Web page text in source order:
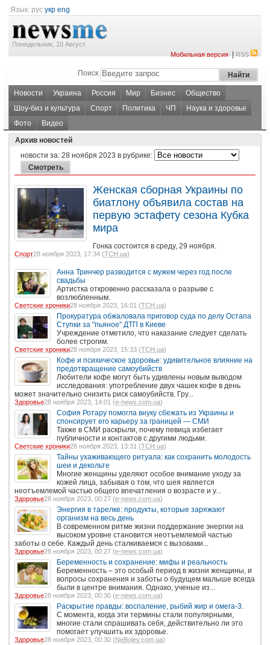
Язык: рус укр eng
Понедельник, 10 Август
Мобильная версия|RSS
Поиск
Новости Украина Россия Мир Бизнес
Общество
Шоу-биз и культура
Спорт Политика ЧП
Наука и здоровье
Фото
Видео
Архив новостей
новости за: 28 ноября 2023 в рубрике:
Женская сборная Украины по
биатлону объявила состав на
первую эстафету сезона Кубка
мира
Гонка состоится в среду, 29 ноября.
Спорт28 ноября 2023, 17:34 (ТСН.ua)
Анна Тринчер разводится с мужем через год после
свадьбы
Артистка откровенно рассказала о разрыве с
возлюбленным.
Светские хроники28 ноября 2023, 16:01 (ТСН.ua)
Прокуратура обжаловала приговор суда по делу Остапа
Ступки за "пьяное" ДТП в Киеве
Учреждение отметило, что наказание следует сделать
более строгим.
Светские хроники28 ноября 2023, 15:33 (ТСН.ua)
Кофе и психическое здоровье: удивительное влияние на
предотвращение самоубийств
Любители кофе могут быть удивлены новым выводом
исследования: употребление двух чашек кофе в день
может значительно снизить риск самоубийств. Гру...
Здоровье28 ноября 2023, 14:01 (e-news.com.ua)
София Ротару помогла внуку сбежать из Украины и
спонсирует его карьеру за границей — СМИ
Также в СМИ раскрыли, почему певица избегает
публичности и контактов с другими людьми.
Светские хроники28 ноября 2023, 13:31 (ТСН.ua)
Тайны ухаживающего ритуала: как сохранить молодость
шеи и декольте
Многие женщины уделяют особое внимание уходу за
кожей лица, забывая о том, что шея является
неотъемлемой частью общего впечатления о возрасте и у...
Здоровье28 ноября 2023, 00:27 (e-news.com.ua)
Энергия в тарелке: продукты, которые заряжают
организм на весь день
В современном ритме жизни поддержание энергии на
высоком уровне становится неотъемлемой частью
заботы о себе. Каждый день сталкиваемся с вызовами...
Здоровье28 ноября 2023, 00:27 (e-news.com.ua)
Беременность и сохранение: мифы и реальность
Беременность – это особый период в жизни женщины, и
вопросы сохранения и заботы о будущем малыше всегда
были в центре внимания. Однако, ученые из...
Здоровье28 ноября 2023, 00:30 (e-news.com.ua)
Раскрытие правды: воспаление, рыбий жир и омега-3.
С момента, когда эти термины стали популярными,
многие стали спрашивать себя, действительно ли это
помогает улучшить их здоровье.
Здоровье28 ноября 2023, 00:30 (NeBoley.com.ua)